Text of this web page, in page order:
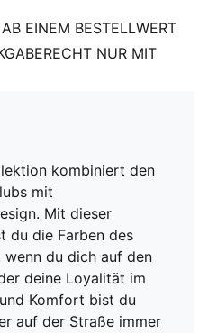
AB EINEM BESTELLWERT
NUR MIT
kombiniert den
mit
Mit dieser
du die Farben des
wenn du dich auf den
deine Loyalität im
Komfort bist du
auf der Straße immer